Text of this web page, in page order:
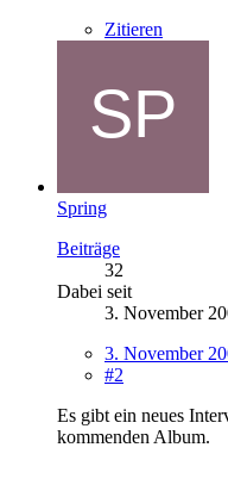
Zitieren
Spring
Beiträge
32
Dabei seit
3. November
3. November
#2
Es gibt ein neues
kommenden Album.